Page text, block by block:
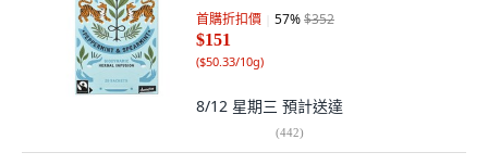
首購折扣價 57%$352
$151
($50.33/10g)
8/12 星期三 預計送達
(442)